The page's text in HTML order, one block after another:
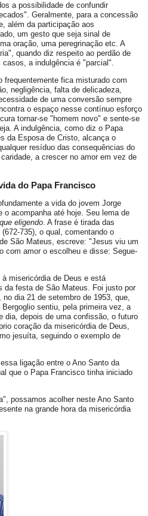
a possibilidade de confundir
Geralmente, para a concessão
além da participação aos
um gesto que seja sinal de
oração, uma peregrinação etc. A
quando diz respeito ao perdão de
a indulgência é "parcial".
frequentemente fica misturado com
negligência, falta de delicadeza,
de uma conversão sempre
o espaço nesse contínuo esforço
tornar-se "homem novo" e sente-se
A indulgência, como diz o Papa
da Esposa de Cristo, alcança o
resíduo das consequências do
a crescer no amor em vez de
do Papa Francisco
a vida do jovem Jorge
o acompanha até hoje. Seu lema de
eligendo. A frase é tirada das
735), o qual, comentando o
São Mateus, escreve: "Jesus viu um
com amor o escolheu e disse: Segue-
misericórdia de Deus e está
da festa de São Mateus. Foi justo por
dia 21 de setembro de 1953, que,
sentiu, pela primeira vez, a
dia, depois de uma confissão, o futuro
coração da misericórdia de Deus,
jesuíta, seguindo o exemplo de
ligação entre o Ano Santo da
que o Papa Francisco tinha iniciado
possamos acolher neste Ano Santo
na grande hora da misericórdia